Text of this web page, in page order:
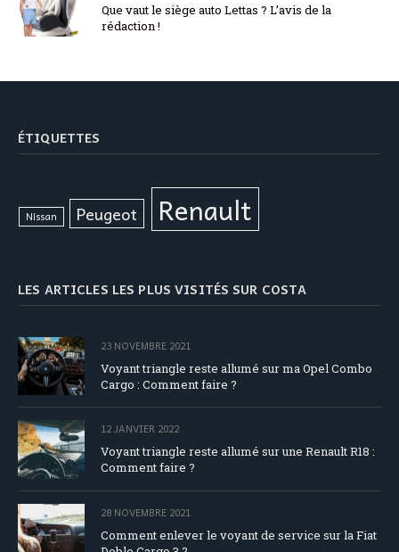
Que vaut le siège auto Lettas ? L’avis de la
rédaction !
ÉTIQUETTES
Nissan Peugeot Renault
LES ARTICLES LES PLUS VISITÉS SUR COSTA
23 NOVEMBRE 2021
Voyant triangle reste allumé sur ma Opel Combo
Cargo : Comment faire ?
12 JANVIER 2022
Voyant triangle reste allumé sur une Renault R18 :
Comment faire ?
28 NOVEMBRE 2021
Comment enlever le voyant de service sur la Fiat